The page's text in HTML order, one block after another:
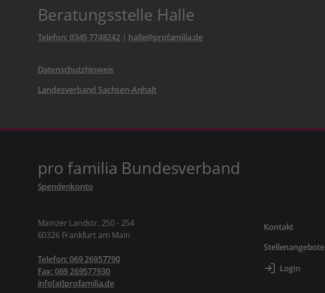
Beratungsstelle Halle
Telefon: 0345 7748242| halle@profamilia.de
Datenschutzhinweis
Landesverband Sachsen-Anhalt
pro familia Bundesverband
Spendenkonto
Mainzer Landstr. 250 - 254
60326 Frankfurt am Main
Telefon: 069 26957790
Fax: 069 269577930
info[at]profamilia.de
Kontakt
Stellenangebote